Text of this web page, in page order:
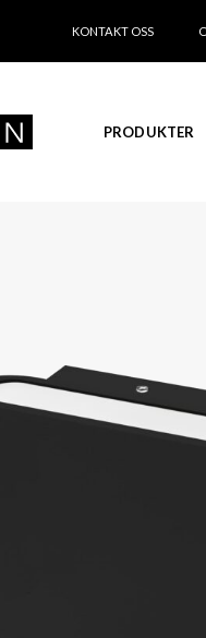
KONTAKT OSS
PRODUKTER